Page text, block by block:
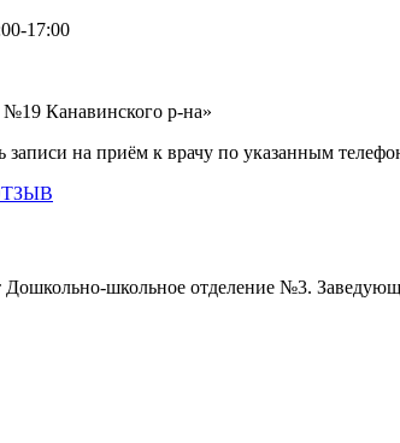
17:00
Канавинского р-на»
на приём к врачу по указанным
школьное отделение №3.